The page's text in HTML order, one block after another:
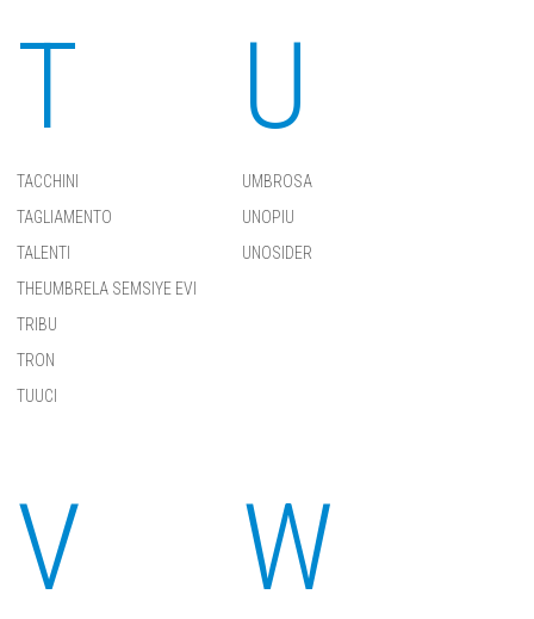
T
TACCHINI
TAGLIAMENTO
TALENTI
THEUMBRELA SEMSIYE EVI
TRIBU
TRON
TUUCI
U
UMBROSA
UNOPIU
UNOSIDER
V W